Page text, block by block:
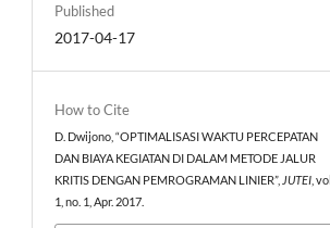
Published
2017-04-17
How to Cite
D. Dwijono, “OPTIMALISASI WAKTU PERCEPATAN
DAN BIAYA KEGIATAN DI DALAM METODE JALUR
KRITIS DENGAN PEMROGRAMAN LINIER”, JUTEI , vol.
1, no. 1, Apr. 2017.